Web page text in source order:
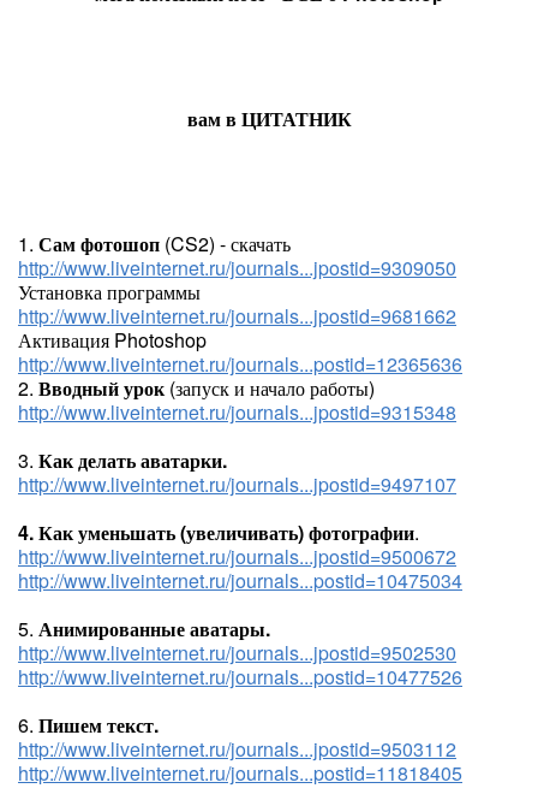
вам в ЦИТАТНИК
1. Сам фотошоп (CS2) - скачать
http://www.liveinternet.ru/journals...jpostid=9309050
Установка программы
http://www.liveinternet.ru/journals...jpostid=9681662
Активация Photoshop
http://www.liveinternet.ru/journals...postid=12365636
2. Вводный урок(запуск и начало работы)
http://www.liveinternet.ru/journals...jpostid=9315348
3. Как делать аватарки.
http://www.liveinternet.ru/journals...jpostid=9497107
4. Как уменьшать (увеличивать) фотографии.
http://www.liveinternet.ru/journals...jpostid=9500672
http://www.liveinternet.ru/journals...postid=10475034
5. Анимированные аватары.
http://www.liveinternet.ru/journals...jpostid=9502530
http://www.liveinternet.ru/journals...postid=10477526
6. Пишем текст.
http://www.liveinternet.ru/journals...jpostid=9503112
http://www.liveinternet.ru/journals...postid=11818405